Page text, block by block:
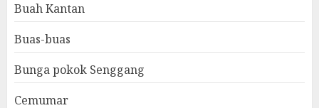
Buah Kantan
Buas-buas
Bunga pokok Senggang
Cemumar